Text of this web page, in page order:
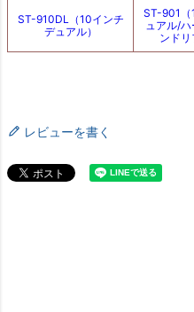
レビューを書く